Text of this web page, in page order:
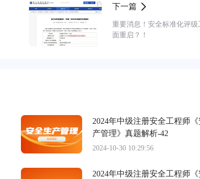
下一篇
重要消息！安全标准化评级
面重启？！
2024年中级注册安全工程师
产管理》真题解析-42
2024-10-30 10:29:56
2024年中级注册安全工程师